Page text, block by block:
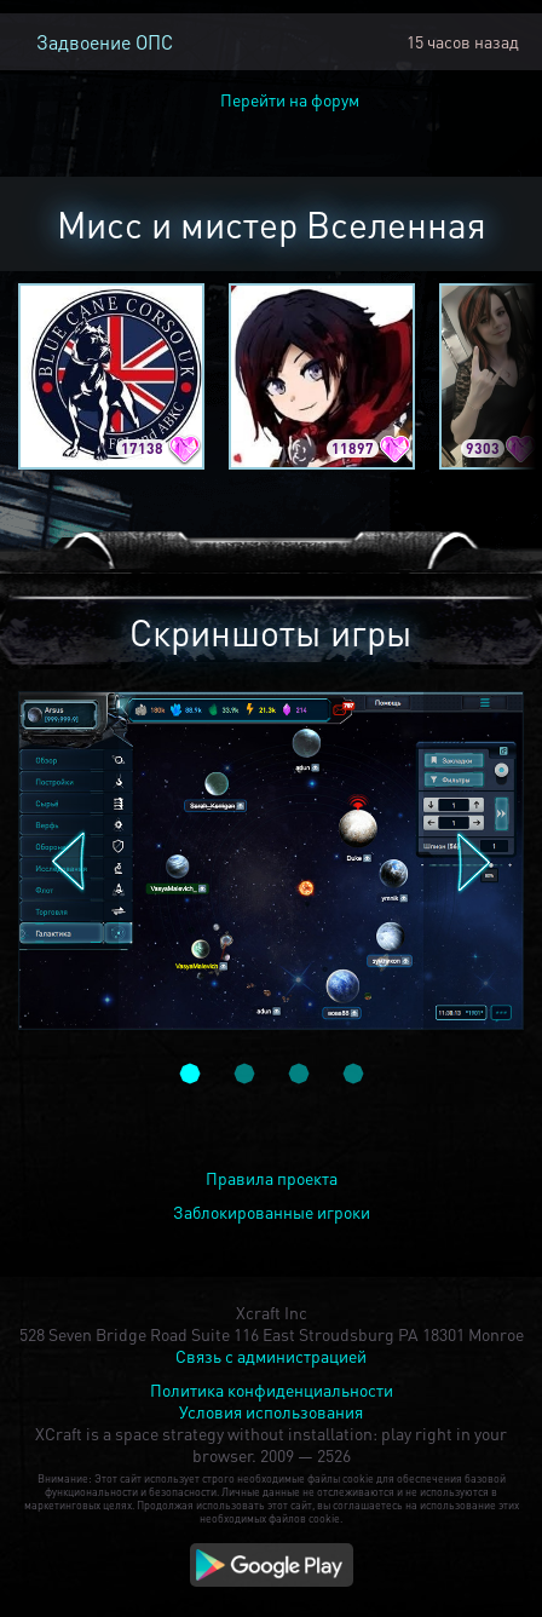
Задвоение ОПС 15 часов назад
Перейти на форум
Мисс и мистер Вселенная
17138 11897 9303
Скриншоты игры
Правила проекта
Заблокированные игроки
Xcraft Inc
528 Seven Bridge Road Suite 116 East Stroudsburg PA 18301 Monroe
Связь с администрацией
Политика конфиденциальности
Условия использования
XCraft is a space strategy without installation: play right in your
browser. 2009 — 2526
Внимание: Этот сайт использует строго необходимые файлы cookie для обеспечения базовой
функциональности и безопасности. Личные данные не отслеживаются и не используются в
маркетинговых целях. Продолжая использовать этот сайт, вы соглашаетесь на использование этих
необходимых файлов cookie.